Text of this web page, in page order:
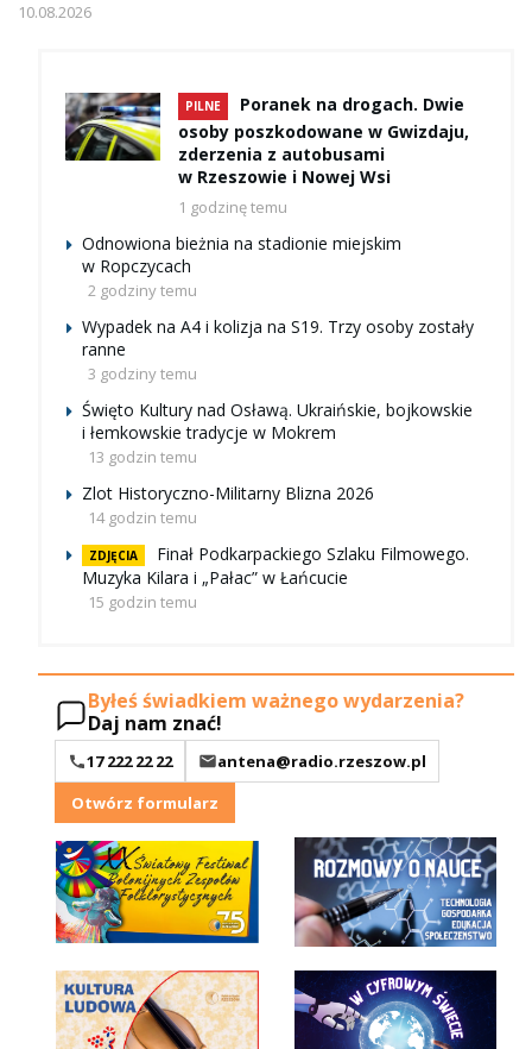
10.08.2026
PILNE
Poranek na drogach. Dwie
osoby poszkodowane w Gwizdaju,
zderzenia z autobusami
w Rzeszowie i Nowej Wsi
1 godzinę temu
Odnowiona bieżnia na stadionie miejskim
w Ropczycach
2 godziny temu
Wypadek na A4 i kolizja na S19. Trzy osoby zostały
ranne
3 godziny temu
Święto Kultury nad Osławą. Ukraińskie, bojkowskie
i łemkowskie tradycje w Mokrem
13 godzin temu
Zlot Historyczno-Militarny Blizna 2026
14 godzin temu
ZDJĘCIA
Finał Podkarpackiego Szlaku Filmowego.
Muzyka Kilara i „Pałac” w Łańcucie
15 godzin temu
Byłeś świadkiem ważnego wydarzenia?
Daj nam znać!
17 222 22 22
antena@radio.rzeszow.pl
Otwórz formularz